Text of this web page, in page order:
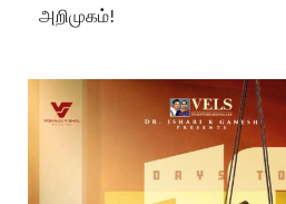
அறிமுகம்!